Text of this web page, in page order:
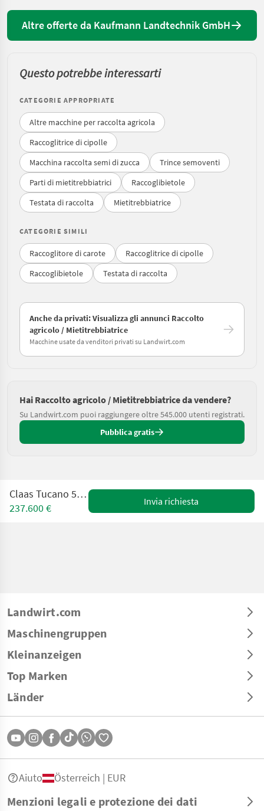
Altre offerte da Kaufmann Landtechnik GmbH
Questo potrebbe interessarti
CATEGORIE APPROPRIATE
Altre macchine per raccolta agricola
Raccoglitrice di cipolle
Macchina raccolta semi di zucca
Trince semoventi
Parti di mietitrebbiatrici
Raccoglibietole
Testata di raccolta
Mietitrebbiatrice
CATEGORIE SIMILI
Raccoglitore di carote
Raccoglitrice di cipolle
Raccoglibietole
Testata di raccolta
Anche da privati: Visualizza gli annunci Raccolto
agricolo / Mietitrebbiatrice
Macchine usate da venditori privati su Landwirt.com
Hai Raccolto agricolo / Mietitrebbiatrice da vendere?
Su Landwirt.com puoi raggiungere oltre 545.000 utenti registrati.
Pubblica gratis
Claas Tucano 560 Montana
237.600 €
Invia richiesta
Landwirt.com
Maschinengruppen
Kleinanzeigen
Top Marken
Länder
Menzioni legali e protezione dei dati
Aiuto Österreich | EUR